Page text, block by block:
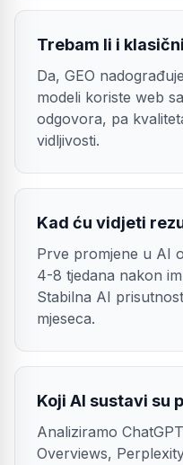
Trebam li i klasični
Da, GEO
modeli koriste web
odgovora, pa
vidljivosti.
Kad ću vidjeti
Prve promjene u AI
4-8 tjedana nakon
Stabilna AI
mjeseca.
Koji AI sustavi su
Analiziramo
Overviews,